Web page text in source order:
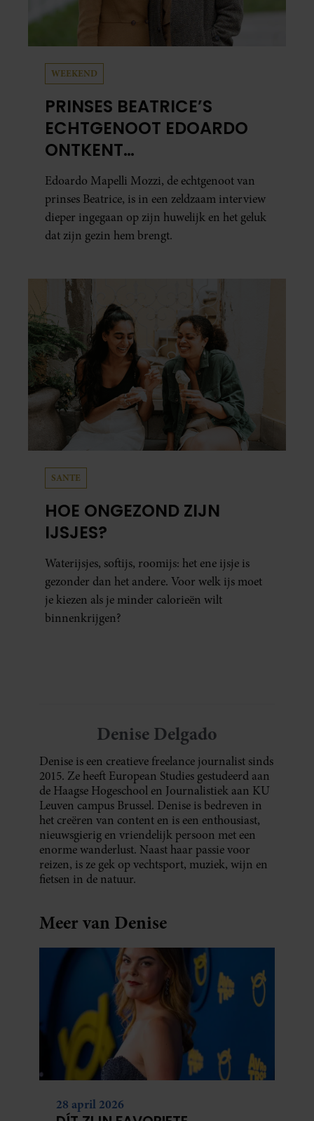
WEEKEND
PRINSES BEATRICE’S
ECHTGENOOT EDOARDO
ONTKENT
HUWELIJKSPROBLEMEN
Edoardo Mapelli Mozzi, de echtgenoot van
prinses Beatrice, is in een zeldzaam interview
dieper ingegaan op zijn huwelijk en het geluk
dat zijn gezin hem brengt.
SANTE
HOE ONGEZOND ZIJN
IJSJES?
Waterijsjes, softijs, roomijs: het ene ijsje is
gezonder dan het andere. Voor welk ijs moet
je kiezen als je minder calorieën wilt
binnenkrijgen?
Denise Delgado
Denise is een creatieve freelance journalist sinds
2015. Ze heeft European Studies gestudeerd aan
de Haagse Hogeschool en Journalistiek aan KU
Leuven campus Brussel. Denise is bedreven in
het creëren van content en is een enthousiast,
nieuwsgierig en vriendelijk persoon met een
enorme wanderlust. Naast haar passie voor
reizen, is ze gek op vechtsport, muziek, wijn en
fietsen in de natuur.
Meer van Denise
28 april 2026